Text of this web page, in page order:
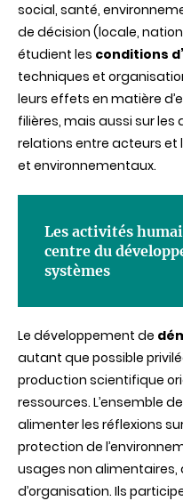
social, santé,
de décision (locale,
étudient les conditions
techniques et
leurs effets en matière
filières, mais aussi sur
relations entre acteurs et
et environnementaux.
Les activités
centre du
systèmes
Le développement de
autant que possible
production scientifique
ressources. L’ensemble
alimenter les réflexions
protection de
usages non
d’organisation. Ils